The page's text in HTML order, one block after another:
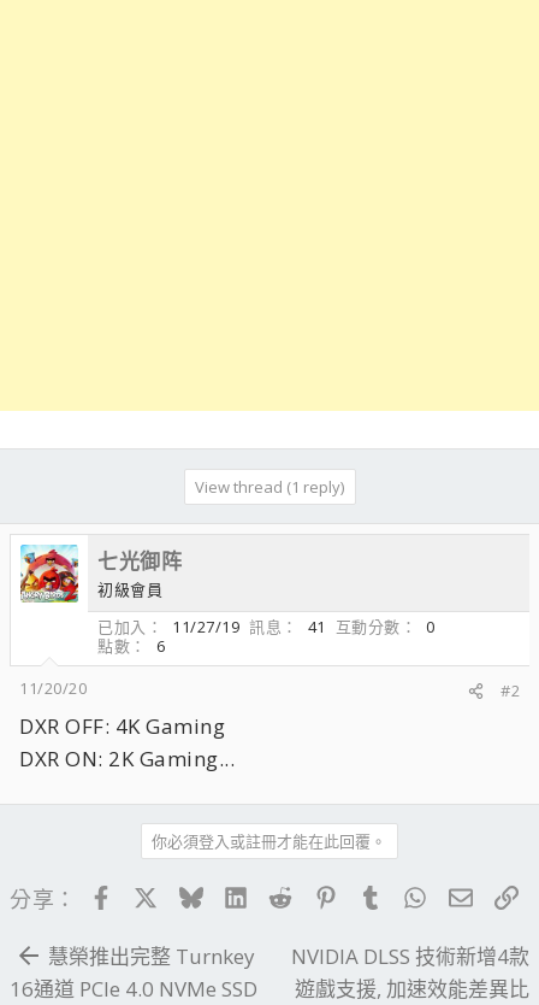
View thread (1 reply)
七光御阵
初級會員
已加入
11/27/19 訊息 41 互動分數
0
點數
6
11/20/20
#2
DXR OFF: 4K Gaming
DXR ON: 2K Gaming...
你必須登入或註冊才能在此回覆。
分享： FacebookBlueskyLinkedIn
Reddit PinterestTumblrWhatsApp
電子
慧榮推出完整 Turnkey
16通道 PCIe 4.0 NVMe SSD
NVIDIA DLSS 技術新增4款
遊戲支援, 加速效能差異比